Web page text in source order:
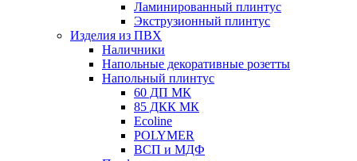
Ламинированный плинтус
Экструзионный плинтус
Изделия из ПВХ
Наличники
Напольные декоративные розетты
Напольный плинтус
60 ДП МК
85 ДКК МК
Ecoline
POLYMER
ВСП и МДФ